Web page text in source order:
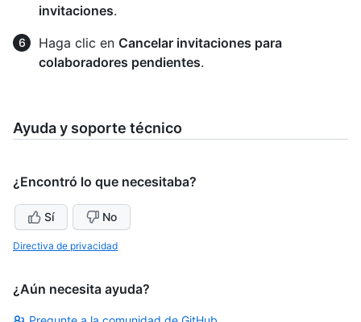
invitaciones.
Haga clic en Cancelar invitaciones para
colaboradores pendientes.
Ayuda y soporte técnico
¿Encontró lo que necesitaba?
Sí No
Directiva de privacidad
¿Aún necesita ayuda?